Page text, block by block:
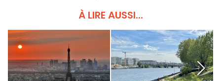
À LIRE AUSSI...